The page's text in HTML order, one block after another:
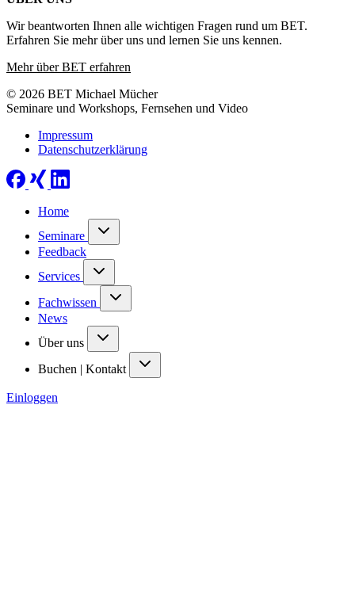
Wir beantworten Ihnen alle wichtigen Fragen rund um BET.
Erfahren Sie mehr über uns und lernen Sie uns kennen.
Mehr über BET erfahren
© 2026 BET Michael Mücher
Seminare und Workshops, Fernsehen und Video
Impressum
Datenschutzerklärung
Home
Seminare
Feedback
Services
Fachwissen
News
Über uns
Buchen | Kontakt
Einloggen